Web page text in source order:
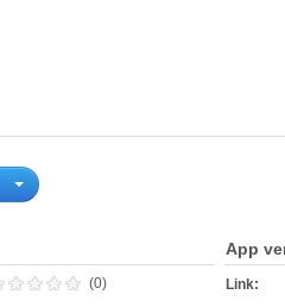
(0)
App
Link: